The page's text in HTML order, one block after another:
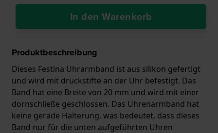
In den Warenkorb
Produktbeschreibung
Dieses Festina Uhrarmband ist aus silikon gefertigt
und wird mit druckstifte an der Uhr befestigt. Das
Band hat eine Breite von 20 mm und wird mit einer
dornschließe geschlossen. Das Uhrenarmband hat
keine gerade Halterung, was bedeutet, dass dieses
Band nur für die unten aufgeführten Uhren